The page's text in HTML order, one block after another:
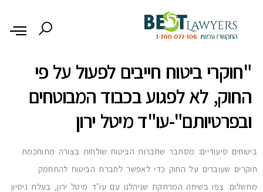
"חוקרי ביטוח חייבים לפעול על פי
החוק, לא לפגוע בכבוד המבוטחים
ובפרטיותם"-עו"ד מיטל ירון
ביטוחים סיעודיים: מסתבר שחברות הביטוח שולחות בצורה מתוחכמת
חוקרים שעוברים על החוק כדי לאפשר לחברת הביטוח להתחמק
מתשלום. צפו בשיחה המרתקת שניהלנו עם עו"ד מיטל ירון, בעלת ניסיון